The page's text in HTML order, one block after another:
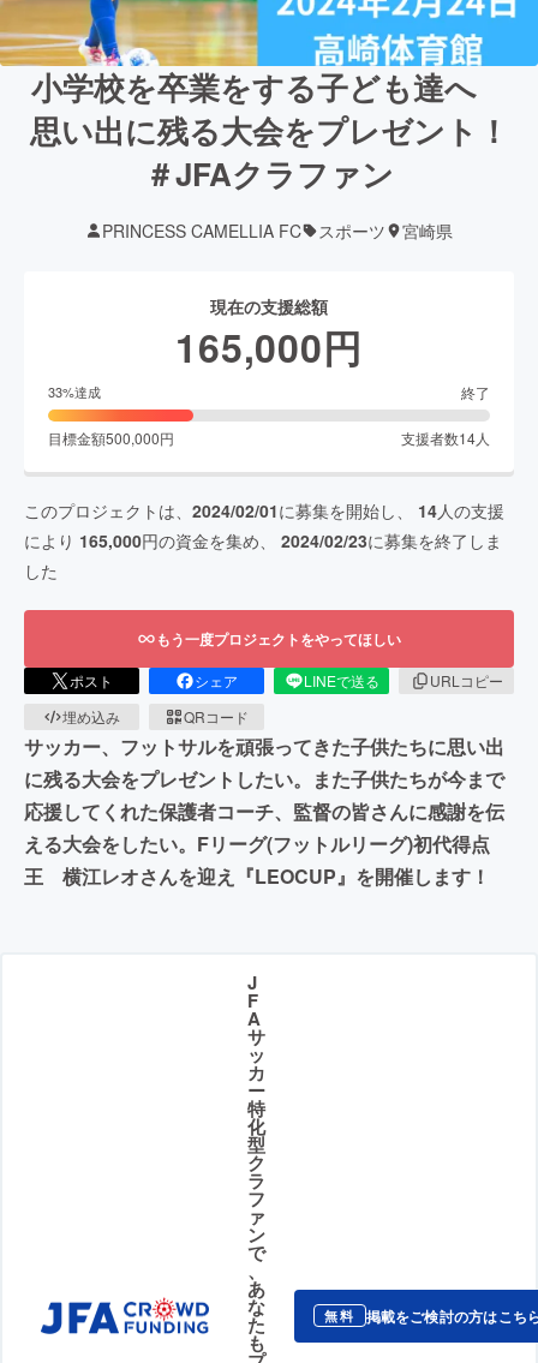
小学校を卒業をする子ども達へ
思い出に残る大会をプレゼント！
＃JFAクラファン
PRINCESS CAMELLIA FC スポーツ 宮崎県
現在の支援総額
165,000円
33%達成 終了
目標金額500,000円 支援者数14人
このプロジェクトは、 2024/02/01に募集を開始し、 14人の支援
により 165,000円の資金を集め、 2024/02/23に募集を終了しま
した
もう一度プロジェクトをやってほしい
ポスト シェア LINEで送る
URLコピー
埋め込み
QRコード
サッカー、フットサルを頑張ってきた子供たちに思い出
に残る大会をプレゼントしたい。また子供たちが今まで
応援してくれた保護者コーチ、監督の皆さんに感謝を伝
える大会をしたい。Fリーグ(フットルリーグ)初代得点
王 横江レオさんを迎え『LEOCUP』を開催します！
J
F
A
サ
ッ
カ
ー
特
化
型
ク
ラ
フ
ァ
ン
で
、
あ
な
た
も
無料 掲載をご検討の方はこち